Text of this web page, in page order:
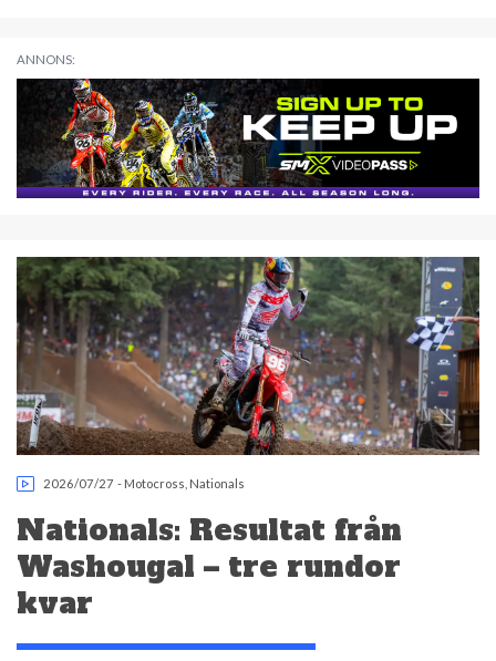
ANNONS:
2026/07/27 - Motocross Nationals
Nationals: Resultat från
Washougal – tre rundor
kvar